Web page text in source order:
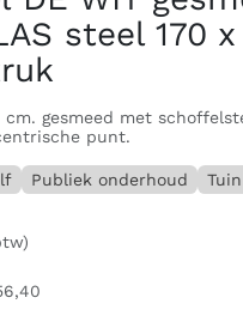
steel 170
gesmeed met
punt.
Publiek onderhoud